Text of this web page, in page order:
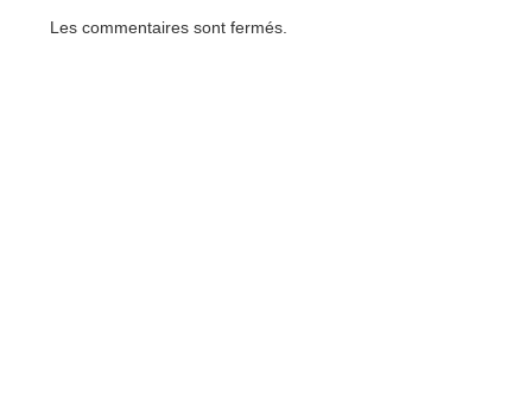
Les commentaires sont fermés.